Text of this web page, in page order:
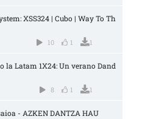
XSS324 | Cubo | Way To Th
10 1 1
la Latam 1X24: Un verano Dand
8 1 1
- AZKEN DANTZA HAU